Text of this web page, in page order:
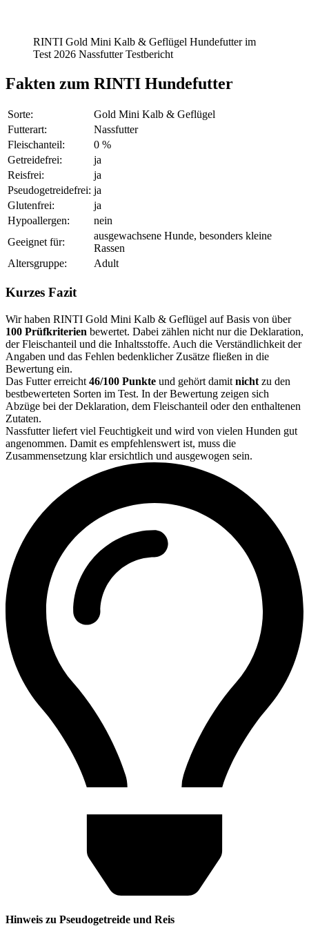
RINTI Gold Mini Kalb & Geflügel Hundefutter im
Test 2026 Nassfutter Testbericht
Fakten zum RINTI Hundefutter
Sorte:
Gold Mini Kalb & Geflügel
Futterart:
Nassfutter
Fleischanteil:
0 %
Getreidefrei:
ja
Reisfrei:
ja
Pseudogetreidefrei: ja
Glutenfrei:
ja
Hypoallergen:
nein
Geeignet für:
ausgewachsene Hunde, besonders kleine
Rassen
Altersgruppe:
Adult
Kurzes Fazit
Wir haben RINTI Gold Mini Kalb & Geflügel auf Basis von über
100 Prüfkriterien bewertet. Dabei zählen nicht nur die Deklaration,
der Fleischanteil und die Inhaltsstoffe. Auch die Verständlichkeit der
Angaben und das Fehlen bedenklicher Zusätze fließen in die
Bewertung ein.
Das Futter erreicht 46/100 Punkte und gehört damit nicht zu den
bestbewerteten Sorten im Test. In der Bewertung zeigen sich
Abzüge bei der Deklaration, dem Fleischanteil oder den enthaltenen
Zutaten.
Nassfutter liefert viel Feuchtigkeit und wird von vielen Hunden gut
angenommen. Damit es empfehlenswert ist, muss die
Zusammensetzung klar ersichtlich und ausgewogen sein.
Hinweis zu Pseudogetreide und Reis